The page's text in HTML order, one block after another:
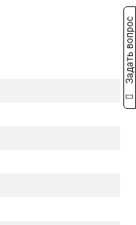
Задать вопрос